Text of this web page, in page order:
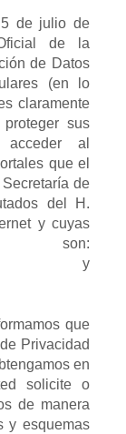
de julio de
de la
de Datos
(en lo
claramente
sus
acceder al
que el
de
del H.
y cuyas
que
Privacidad
en
solicite o
de manera
y esquemas